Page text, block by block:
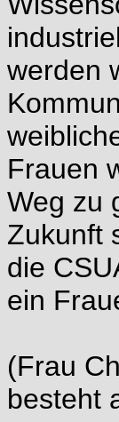
werden
Frauen
Weg zu
Zukunft
die
ein
(Frau
besteht